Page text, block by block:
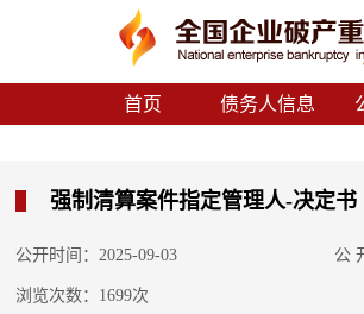
首页 债务人信息
强制清算案件指定管理人-决定书
公开时间：2025-09-03 公
浏览次数：1699次